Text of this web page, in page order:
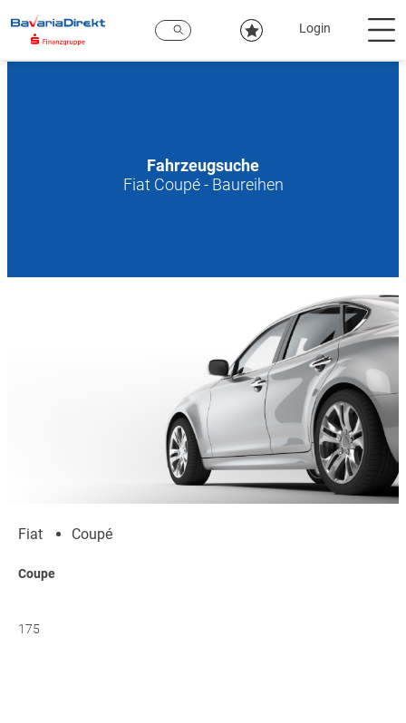
Hauptinhalt
Login
Fahrzeugsuche
Fiat Coupé - Baureihen
Fiat Coupé
Coupe
175